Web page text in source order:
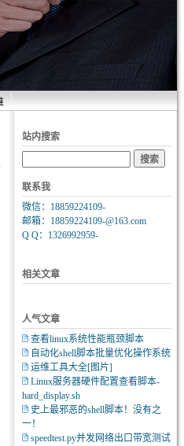
站内搜索
联系我
微信：18859224109-
邮箱：18859224109-@163.com
Q Q：1326992959-
相关文章
人气文章
查看linux系统性能瓶颈脚本
自动化shell脚本批量优化操作系统
运维工具大全[图片]
Linux服务器硬件配置查看脚本-
hard_display.sh
史上最邪恶的shell脚本！没有之
一！
speedtest.py并发网络出口带宽测试